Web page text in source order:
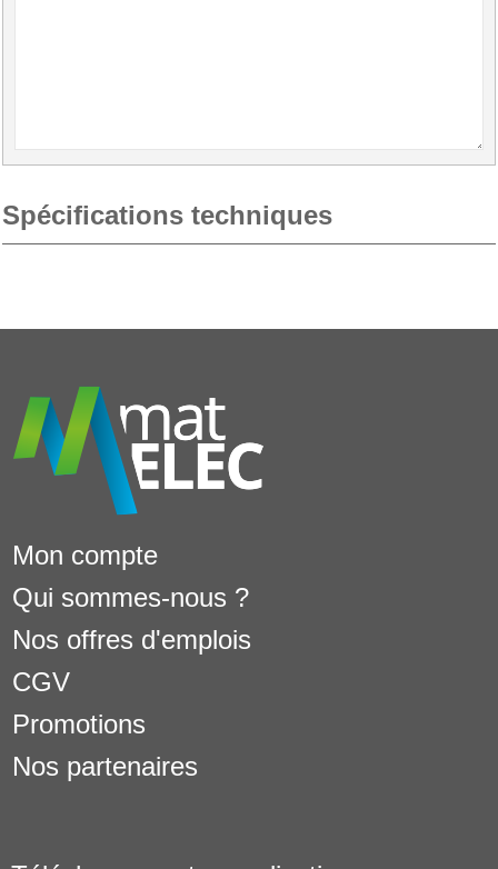
Spécifications techniques
Mon compte
Qui sommes-nous ?
Nos offres d'emplois
CGV
Promotions
Nos partenaires